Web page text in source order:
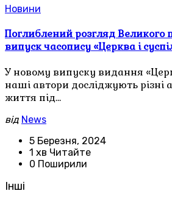
Новини
Поглиблений розгляд Великого
випуск часопису «Церква і
У новому випуску видання
наші автори досліджують різні
життя під…
від News
5 Березня, 2024
1 хв Читайте
0 Поширили
Інші